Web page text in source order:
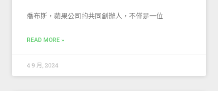
喬布斯，蘋果公司的共同創辦人，不僅是一位
READ MORE »
4 9 月, 2024